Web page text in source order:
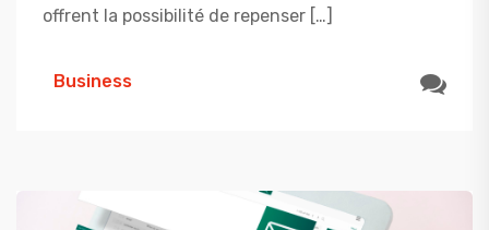
offrent la possibilité de repenser […]
Business